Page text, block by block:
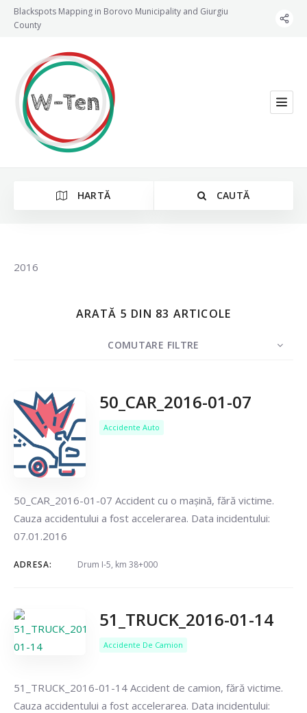
Blackspots Mapping in Borovo Municipality and Giurgiu
County
HARTĂ CAUTĂ
2016
ARATĂ 5 DIN 83 ARTICOLE
COMUTARE FILTRE
CONTOR 50_CAR_2016-01-07
Accidente Auto
50_CAR_2016-01-07 Accident cu o mașină, fără victime.
Cauza accidentului a fost accelerarea. Data incidentului:
07.01.2016
ADRESA: Drum I-5, km 38+000
51_TRUCK_2016-01-14
Accidente De Camion
51_TRUCK_2016-01-14 Accident de camion, fără victime.
Cauza accidentului a fost accelerarea. Data incidentului: